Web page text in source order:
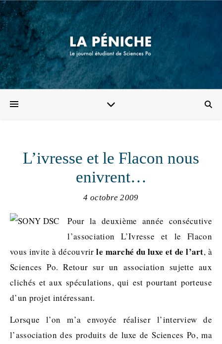
L’ivresse et le Flacon nous
enivrent…
4 octobre 2009
Pour la deuxième année consécutive
l’association L’Ivresse et le Flacon
vous invite à découvrirle marché du luxe et de l’art, à
Sciences Po. Retour sur un association sujette aux
clichés et aux spéculations, qui est pourtant porteuse
d’un projet intéressant.
Lorsque l’on m’a envoyée réaliser l’interview de
l’association des produits de luxe de Sciences Po, ma